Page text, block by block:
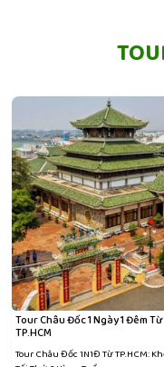
Tour Châu Đốc 1 Ngày 1 Đêm Từ
TP.HCM
Tour Châu Đốc 1N1Đ Từ TP.HCM: